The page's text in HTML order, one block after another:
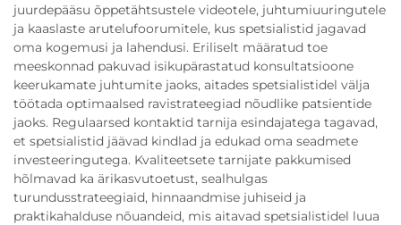
juurdepääsu õppetähtsustele videotele, juhtumiuuringutele
ja kaaslaste arutelufoorumitele, kus spetsialistid jagavad
oma kogemusi ja lahendusi. Eriliselt määratud toe
meeskonnad pakuvad isikupärastatud konsultatsioone
keerukamate juhtumite jaoks, aitades spetsialistidel välja
töötada optimaalsed ravistrateegiad nõudlike patsientide
jaoks. Regulaarsed kontaktid tarnija esindajatega tagavad,
et spetsialistid jäävad kindlad ja edukad oma seadmete
investeeringutega. Kvaliteetsete tarnijate pakkumised
hõlmavad ka ärikasvutoetust, sealhulgas
turundusstrateegiaid, hinnaandmise juhiseid ja
praktikahalduse nõuandeid, mis aitavad spetsialistidel luua